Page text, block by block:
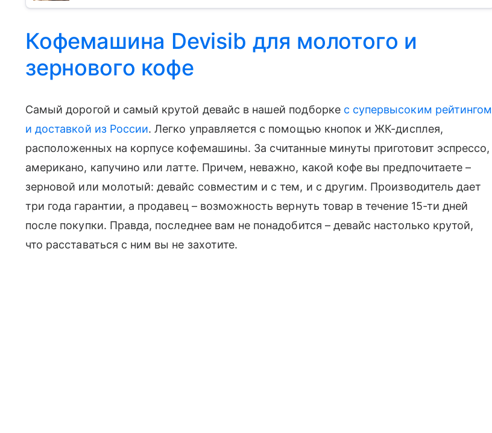
Кофемашина Devisib для молотого и
зернового кофе
Самый дорогой и самый крутой девайс в нашей подборке с супервысоким рейтингом
и доставкой из России. Легко управляется с помощью кнопок и ЖК-дисплея,
расположенных на корпусе кофемашины. За считанные минуты приготовит эспрессо,
американо, капучино или латте. Причем, неважно, какой кофе вы предпочитаете –
зерновой или молотый: девайс совместим и с тем, и с другим. Производитель дает
три года гарантии, а продавец – возможность вернуть товар в течение 15-ти дней
после покупки. Правда, последнее вам не понадобится – девайс настолько крутой,
что расставаться с ним вы не захотите.